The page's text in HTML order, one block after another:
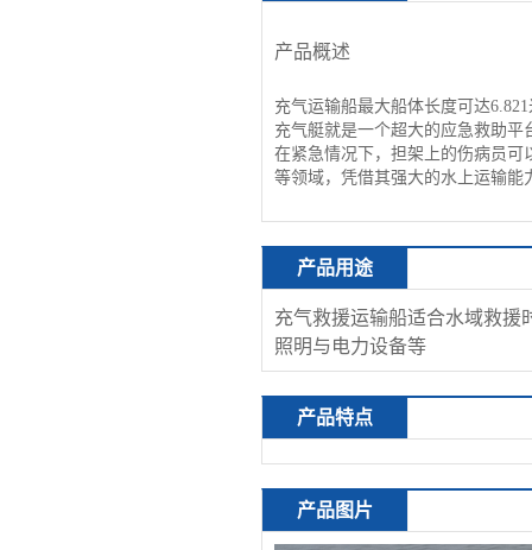
产品概述
充气运输船最大船体长度可达
充气艇就是一个超大的应急救助
在紧急情况下，担架上的伤病员可
等领域，凭借其强大的水上运输
产品用途
充气救援运输船适合水域救援
照明与电力设备等
产品特点
产品图片